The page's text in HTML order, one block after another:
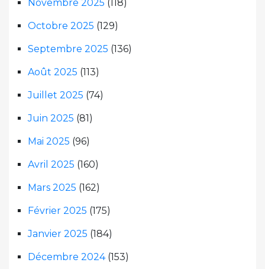
Novembre 2025 (118)
Octobre 2025 (129)
Septembre 2025 (136)
Août 2025 (113)
Juillet 2025 (74)
Juin 2025 (81)
Mai 2025 (96)
Avril 2025 (160)
Mars 2025 (162)
Février 2025 (175)
Janvier 2025 (184)
Décembre 2024(153)